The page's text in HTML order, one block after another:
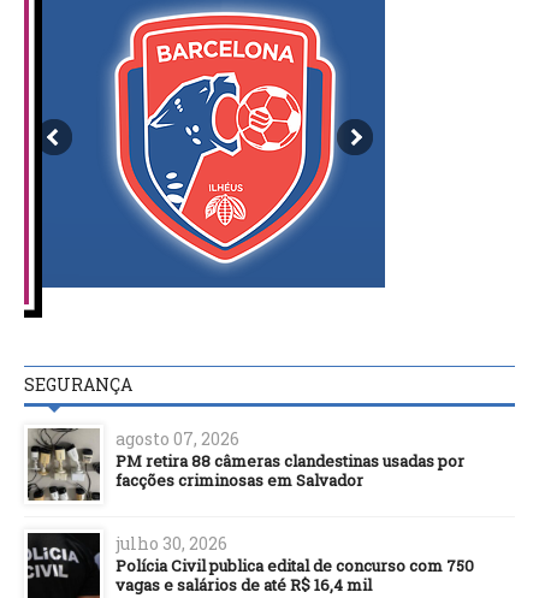
SEGURANÇA
agosto 07, 2026
PM retira 88 câmeras clandestinas usadas por
facções criminosas em Salvador
julho 30, 2026
Polícia Civil publica edital de concurso com 750
vagas e salários de até R$ 16,4 mil